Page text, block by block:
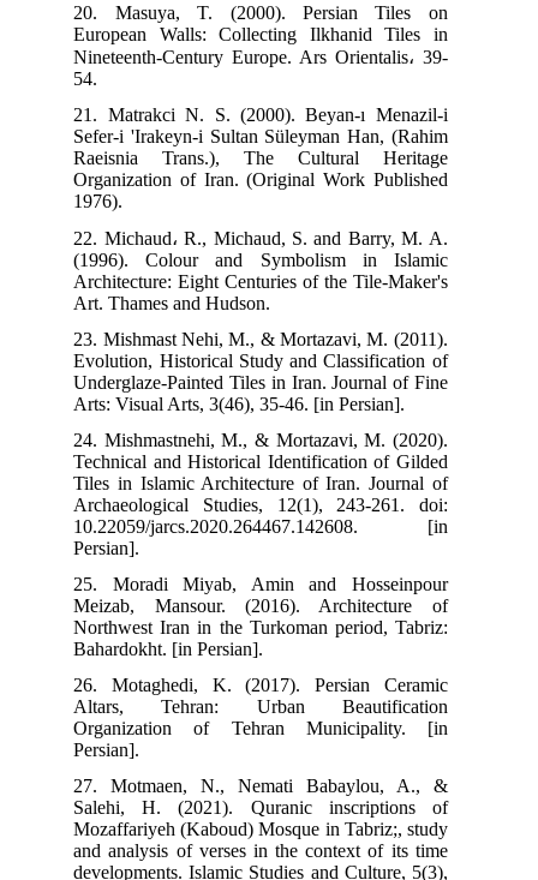
20. Masuya, T. (2000). Persian Tiles on
European Walls: Collecting Ilkhanid Tiles in
Nineteenth-Century Europe. Ars Orientalis، 39-
21. Matrakci N. S. (2000). Beyan-ı Menazil-i
Sefer-i 'Irakeyn-i Sultan Süleyman Han, (Rahim
Raeisnia Trans.), The Cultural Heritage
Organization of Iran. (Original Work Published
22. Michaud، R., Michaud, S. and Barry, M. A.
(1996). Colour and Symbolism in Islamic
Architecture: Eight Centuries of the Tile-Maker's
Art. Thames and Hudson.
23. Mishmast Nehi, M., & Mortazavi, M. (2011).
Evolution, Historical Study and Classification of
Underglaze-Painted Tiles in Iran. Journal of Fine
Arts: Visual Arts, 3(46), 35-46. [in Persian].
24. Mishmastnehi, M., & Mortazavi, M. (2020).
Technical and Historical Identification of Gilded
Tiles in Islamic Architecture of Iran. Journal of
Archaeological Studies, 12(1), 243-261. doi:
10.22059/jarcs.2020.264467.142608. [in
25. Moradi Miyab, Amin and Hosseinpour
Meizab, Mansour. (2016). Architecture of
Northwest Iran in the Turkoman period, Tabriz:
Bahardokht. [in Persian].
26. Motaghedi, K. (2017). Persian Ceramic
Altars, Tehran: Urban Beautification
Organization of Tehran Municipality. [in
27. Motmaen, N., Nemati Babaylou, A., &
Salehi, H. (2021). Quranic inscriptions of
Mozaffariyeh (Kaboud) Mosque in Tabriz;, study
and analysis of verses in the context of its time
developments. Islamic Studies and Culture, 5(3),